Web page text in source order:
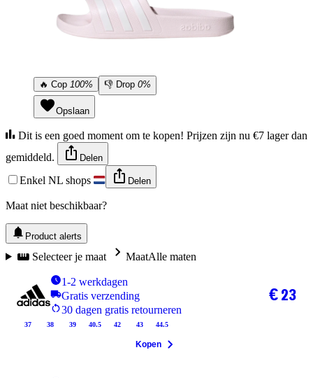
🔥 Cop 100% 👎 Drop 0%
Opslaan
Dit is een goed moment om te kopen! Prijzen zijn nu €7 lager dan
gemiddeld.
Delen
Enkel NL shops Delen
Maat niet beschikbaar?
Product alerts
Selecteer je maat MaatAlle maten
1-2 werkdagen
Gratis verzending
30 dagen gratis retourneren
37 38 39 40.5 42 43 44.5
€ 23
Kopen